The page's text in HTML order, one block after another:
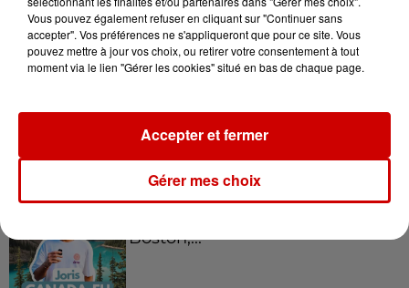
Podcasts Voir plus
Kelly Massol, figure
l'entrepreneuriat féminin
Aménager un school bus au
Boston,...
Vous pouvez également refuser en cliquant sur "Continuer sans
accepter". Vos préférences ne s'appliqueront que pour ce site. Vous
pouvez mettre à jour vos choix, ou retirer votre consentement à tout
moment via le lien "Gérer les cookies" situé en bas de chaque page.
Gérer mes choix
Accepter et fermer